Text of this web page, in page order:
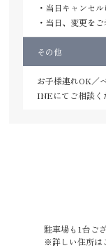
・当日キャンセ
・当日、変更を
その他
お子様連れOK／
INEにてご相談く
駐車場も1台ご
※詳しい住所は